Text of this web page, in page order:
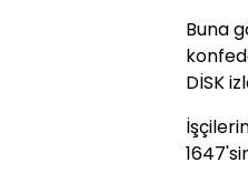
Buna
DİSK